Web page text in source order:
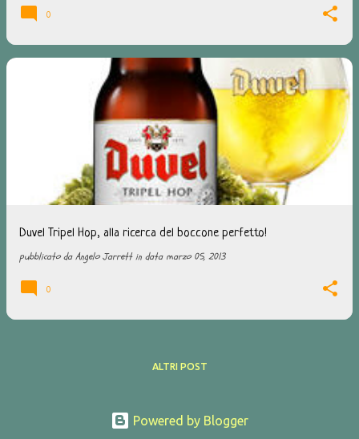
0
Duvel Tripel Hop, alla ricerca del boccone perfetto!
pubblicato daAngelo Jarrett in data marzo 05, 2013
0
ALTRI POST
Powered by Blogger